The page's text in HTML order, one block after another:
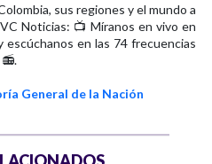
sus regiones y el mundo a
Noticias: 📺 Míranos en vivo en
escúchanos en las 74 frecuencias
General de la Nación